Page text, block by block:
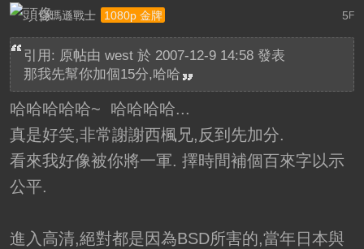
5F
亞瑪遜戰士 1080p 金牌
引用: 原帖由 west於 2007-12-9 14:58 發表
那我先幫你加個15分,哈哈
哈哈哈哈哈~ 哈哈哈哈...
真是好笑,非常謝謝西楓兄,反到先加分.
看來我好像被你將一軍. 擇時間補個百來字以示
公平.
進入高清,絕對都是因為BSD所害的,當年日本與